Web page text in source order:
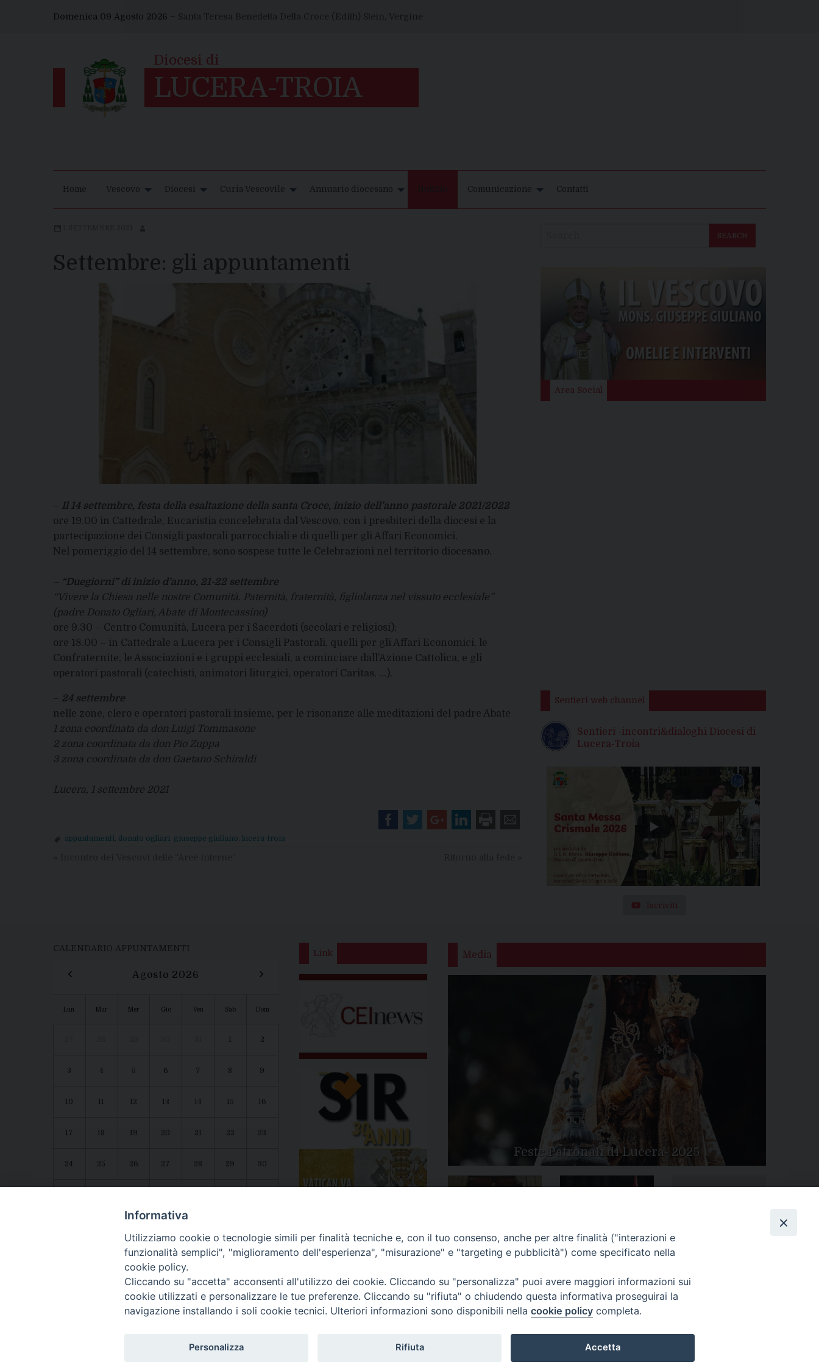
Domenica 09 Agosto 2026 – Santa Teresa Benedetta Della Croce (Edith) Stein, Vergine
Home Vescovo Diocesi Curia Vescovile Annuario diocesano Notizie Comunicazione Contatti
Settembre: gli appuntamenti
– Il 14 settembre, festa della esaltazione della santa Croce, inizio dell’anno pastorale 2021/2022
ore 19.00 in Cattedrale, Eucaristia concelebrata dal Vescovo, con i presbiteri della diocesi e la
partecipazione dei Consigli pastorali parrocchiali e di quelli per gli Affari Economici.
Nel pomeriggio del 14 settembre, sono sospese tutte le Celebrazioni nel territorio diocesano.
– “Duegiorni” di inizio d’anno, 21-22 settembre
“Vivere la Chiesa nelle nostre Comunità. Paternità, fraternità, figliolanza nel vissuto ecclesiale”
(padre Donato Ogliari, Abate di Montecassino)
ore 9.30 – Centro Comunità, Lucera per i Sacerdoti (secolari e religiosi);
ore 18.00 – in Cattedrale a Lucera per i Consigli Pastorali, quelli per gli Affari Economici, le
Confraternite, le Associazioni e i gruppi ecclesiali, a cominciare dall’Azione Cattolica, e gli
operatori pastorali (catechisti, animatori liturgici, operatori Caritas, …).
– 24 settembre
nelle zone, clero e operatori pastorali insieme, per le risonanze alle meditazioni del padre Abate
1 zona coordinata da don Luigi Tommasone
2 zona coordinata da don Pio Zuppa
3 zona coordinata da don Gaetano Schiraldi
Lucera, 1 settembre 2021
appuntamenti donato ogliari giuseppe giuliano lucera-troia
SEARCH
Area Social
Sentieri web channel
Sentieri -incontri&dialoghi Diocesi di
Lucera-Troia
Iscriviti
CALENDARIO APPUNTAMENTI
‹ Agosto 2026 ›
Lun Mar Mer Gio Ven Sab Dom
2
3 4 5 6 7 8 9
10 12 13 14 15 16
17 18 19 20 21 22 23
24 25 26 27 28 29 30
Link Media
Feste Patronali di Lucera- 2025
Apertura Anno Giubilare
2025
Diocesi
: tel/fax 0881/522244 - e-mail: vescovo@diocesiluceratroia.it
Informativa
Utilizziamo cookie o tecnologie simili per finalità tecniche e, con il tuo consenso, anche per altre finalità ("interazioni e
funzionalità semplici", "miglioramento dell'esperienza", "misurazione" e "targeting e pubblicità") come specificato nella
cookie policy.
Cliccando su "accetta" acconsenti all'utilizzo dei cookie. Cliccando su "personalizza" puoi avere maggiori informazioni sui
cookie utilizzati e personalizzare le tue preferenze. Cliccando su "rifiuta" o chiudendo questa informativa proseguirai la
navigazione installando i soli cookie tecnici. Ulteriori informazioni sono disponibili nella cookie policy completa.
Personalizza Rifiuta Accetta